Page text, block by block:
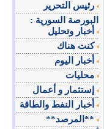
البورصة السورية :
كنت هناك
**المرصد**